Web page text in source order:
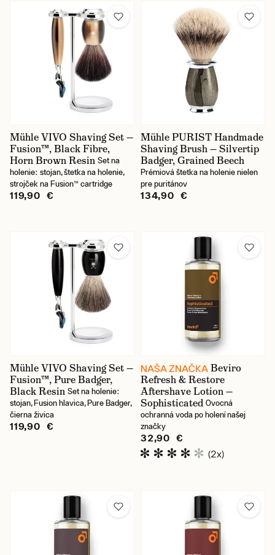
Mühle VIVO Shaving Set —
Fusion™, Black Fibre,
Horn Brown Resin Set na
holenie: stojan, štetka na holenie,
strojček na Fusion™ cartridge
119,90 €
Mühle PURIST Handmade
Shaving Brush — Silvertip
Badger, Grained Beech
Prémiová štetka na holenie nielen
pre puritánov
134,90 €
Mühle VIVO Shaving Set —
Fusion™, Pure Badger,
Black Resin Set na holenie:
stojan, Fusion hlavica, Pure Badger,
čierna živica
119,90 €
NAŠA ZNAČKA Beviro
Refresh & Restore
Aftershave Lotion —
Sophisticated Ovocná
ochranná voda po holení našej
značky
32,90 €
(2x)